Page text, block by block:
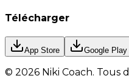
Télécharger
App Store Google Play
© 2026 Niki Coach. Tous